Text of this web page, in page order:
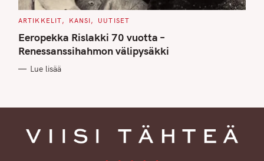
C
T
E
G
O
I
ARTIKKELIT KANSI UUTISET
Eeropekka Rislakki 70 vuotta –
Renessanssihahmon välipysäkki
Lue lisää